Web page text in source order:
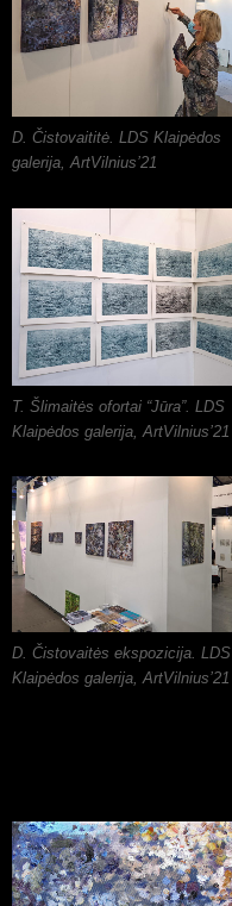
D. Čistovaititė. LDS Klaipėdos
galerija, ArtVilnius’21
T. Šlimaitės ofortai “Jūra”. LDS
Klaipėdos galerija, ArtVilnius’21
D. Čistovaitės ekspozicija. LDS
Klaipėdos galerija, ArtVilnius’21